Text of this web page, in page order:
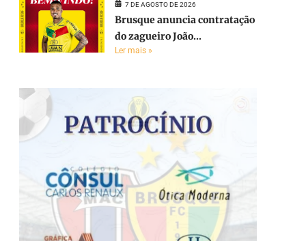
7 DE AGOSTO DE 2026
Brusque anuncia contratação
do zagueiro João...
Ler mais »